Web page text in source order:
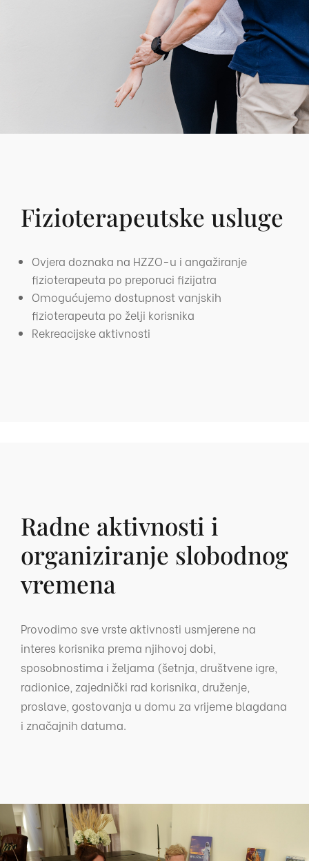
Fizioterapeutske usluge
Ovjera doznaka na HZZO-u i angažiranje
fizioterapeuta po preporuci fizijatra
Omogućujemo dostupnost vanjskih
fizioterapeuta po želji korisnika
Rekreacijske aktivnosti
Radne aktivnosti i
organiziranje slobodnog
vremena
Provodimo sve vrste aktivnosti usmjerene na
interes korisnika prema njihovoj dobi,
sposobnostima i željama (šetnja, društvene igre,
radionice, zajednički rad korisnika, druženje,
proslave, gostovanja u domu za vrijeme blagdana
i značajnih datuma.